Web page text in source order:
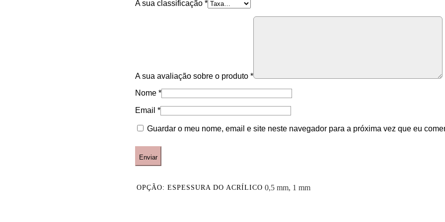
A sua classificação *
A sua avaliação sobre o produto *
Nome *
Email *
Guardar o meu nome, email e site neste navegador para a próxima vez que eu
OPÇÃO: ESPESSURA DO ACRÍLICO 0,5 mm, 1 mm